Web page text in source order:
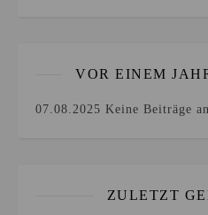
VOR EINEM
07.08.2025 Keine Beiträge
ZULETZT